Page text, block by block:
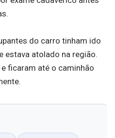
do carro tinham ido
estava atolado na região.
ficaram até o caminhão